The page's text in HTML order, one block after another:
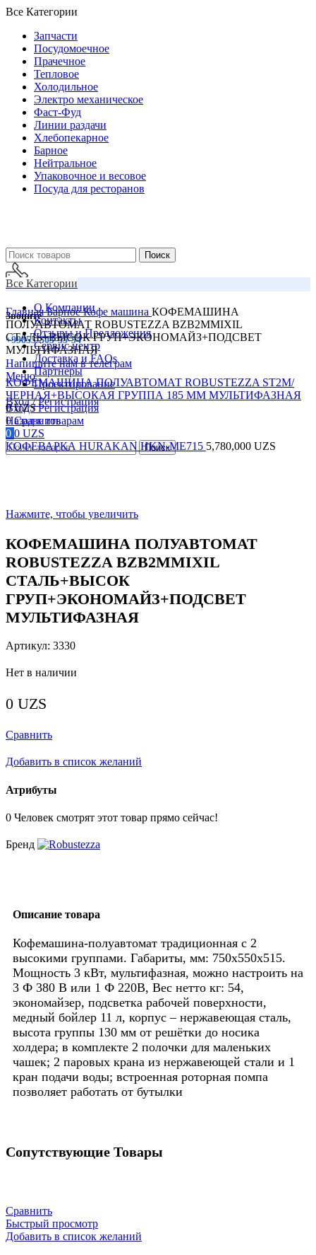
Все Категории
Запчасти
Посудомоечное
Прачечное
Тепловое
Холодильное
Электро механическое
Фаст-Фуд
Линии раздачи
Хлебопекарное
Барное
Нейтральное
Упаковочное и весовое
Посуда для ресторанов
Поиск
Звоните
+99855-503-55-54
Напишите нам в телеграм
Меню
Вход / Регистрация
Все Категории
О Компании
Контакты
Отзывы и Предложения
Сервис центр
Доставка и FAQs
Партнеры
Проектирование
Вход / Регистрация
0 Сравнить
0 0 UZS
Поиск
ГлавнаяБарноеКофе машина КОФЕМАШИНА
ПОЛУАВТОМАТ ROBUSTEZZA BZB2MMIXIL
СТАЛЬ+ВЫСОК ГРУП+ЭКОНОМАЙЗ+ПОДСВЕТ
МУЛЬТИФАЗНАЯ
КОФЕМАШИНА ПОЛУАВТОМАТ ROBUSTEZZA ST2M/
ЧЕРНАЯ+ВЫСОКАЯ ГРУППА 185 ММ МУЛЬТИФАЗНАЯ
0UZS
Назад к товарам
КОФЕВАРКА HURAKAN HKN-ME715 5,780,000 UZS
Нажмите, чтобы увеличить
КОФЕМАШИНА ПОЛУАВТОМАТ
ROBUSTEZZA BZB2MMIXIL
СТАЛЬ+ВЫСОК
ГРУП+ЭКОНОМАЙЗ+ПОДСВЕТ
МУЛЬТИФАЗНАЯ
Артикул: 3330
Нет в наличии
0 UZS
Сравнить
Добавить в список желаний
Атрибуты
0 Человек смотрят этот товар прямо сейчас!
Бренд
Описание товара
Кофемашина-полуавтомат традиционная с 2
высокими группами. Габариты, мм: 750x550x515.
Мощность 3 кВт, мультифазная, можно настроить на
3 Ф 380 В или 1 Ф 220В, Вес нетто кг: 54,
экономайзер, подсветка рабочей поверхности,
медный бойлер 11 л, корпус – нержавеющая сталь,
высота группы 130 мм от решётки до носика
холдера; в комплекте 2 полочки для маленьких
чашек; 2 паровых крана из нержавеющей стали и 1
кран подачи воды; встроенная роторная помпа
позволяет работать от бутылки
Сопутствующие Товары
Сравнить
Быстрый просмотр
Добавить в список желаний